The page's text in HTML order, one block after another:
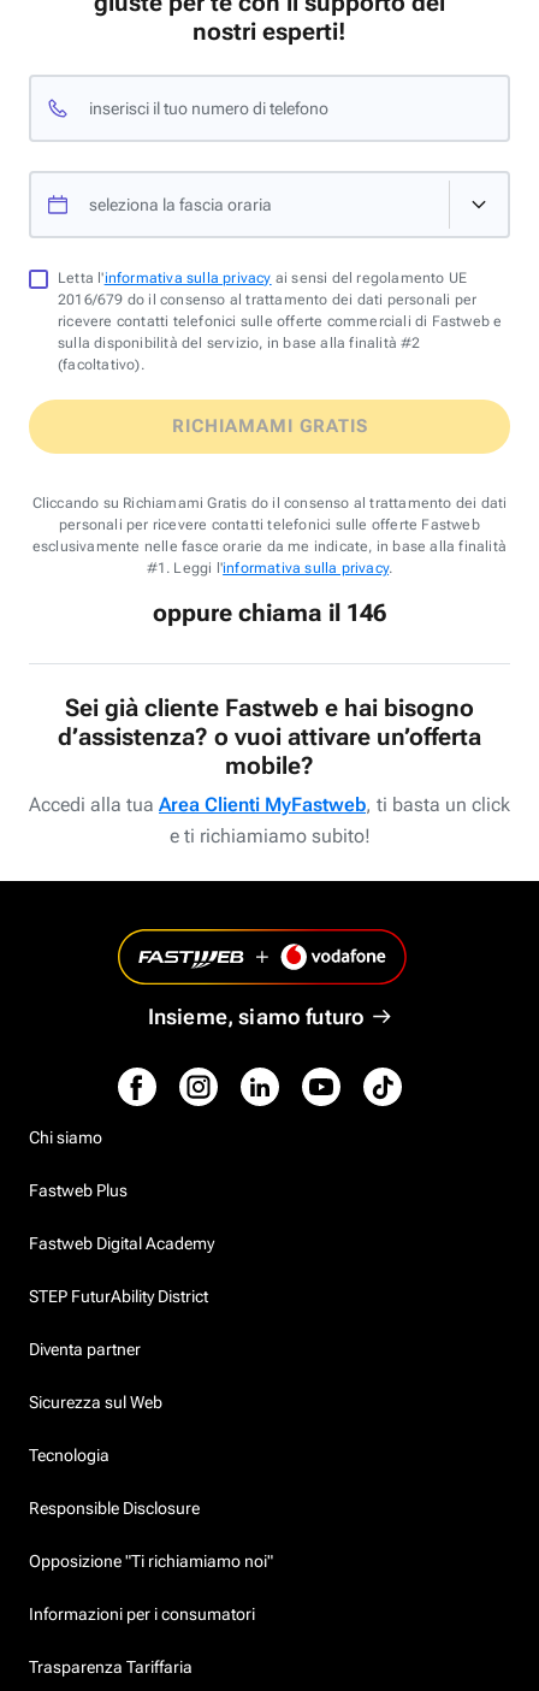
nostri esperti!
inserisci il tuo numero di telefono
seleziona la fascia oraria
Letta l'informativa sulla privacy ai sensi del regolamento UE
2016/679 do il consenso al trattamento dei dati personali per
ricevere contatti telefonici sulle offerte commerciali di Fastweb e
sulla disponibilità del servizio, in base alla finalità #2
(facoltativo).
RICHIAMAMI GRATIS
Cliccando su Richiamami Gratis do il consenso al trattamento dei dati
personali per ricevere contatti telefonici sulle offerte Fastweb
esclusivamente nelle fasce orarie da me indicate, in base alla finalità
#1. Leggi l'informativa sulla privacy.
oppure chiama il 146
Sei già cliente Fastweb e hai bisogno
d’assistenza? o vuoi attivare un’offerta
mobile?
Accedi alla tua Area Clienti MyFastweb, ti basta un click
e ti richiamiamo subito!
Insieme, siamo futuro
Chi siamo
Fastweb Plus
Fastweb Digital Academy
STEP FuturAbility District
Diventa partner
Sicurezza sul Web
Tecnologia
Responsible Disclosure
Opposizione "Ti richiamiamo noi"
Informazioni per i consumatori
Trasparenza Tariffaria